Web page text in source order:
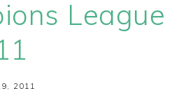
League
2011